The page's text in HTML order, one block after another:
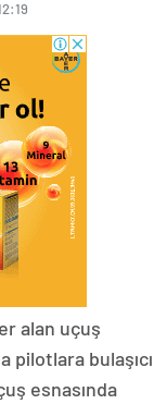
alan uçuş
pilotlara bulaşıcı
esnasında